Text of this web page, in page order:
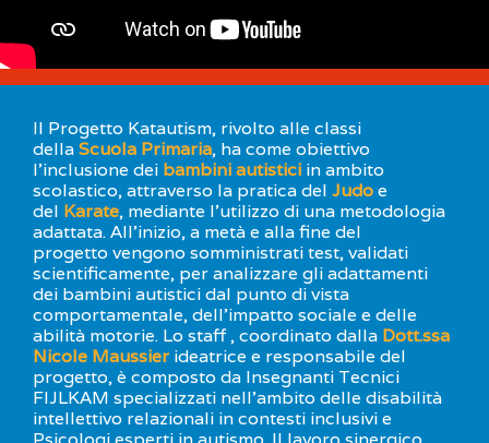
La disciplina
News
Attività Didattica
Arti marziali
Aikido
Ju Jitsu
Sumo
Capoeira
Grappling
BJJ
Pancrazio/Pankration
S'istrumpa
News
Calendario Attività
Difesa Personale MGA
La disciplina
News
Merchandising
Il Progetto Katautism, rivolto alle classi
dellaScuola Primaria, ha come obiettivo
l'inclusione dei bambini autistici in ambito
scolastico, attraverso la pratica del Judoe
del Karate, mediante l'utilizzo di una metodologia
adattata. All'inizio, a metà e alla fine del
progetto vengono somministrati test, validati
scientificamente, per analizzare gli adattamenti
dei bambini autistici dal punto di vista
comportamentale, dell'impatto sociale e delle
abilità motorie. Lo staff , coordinato dalla Dott.ssa
Nicole Maussier ideatrice e responsabile del
progetto, è composto da Insegnanti Tecnici
FIJLKAM specializzati nell'ambito delle disabilità
intellettivo relazionali in contesti inclusivi e